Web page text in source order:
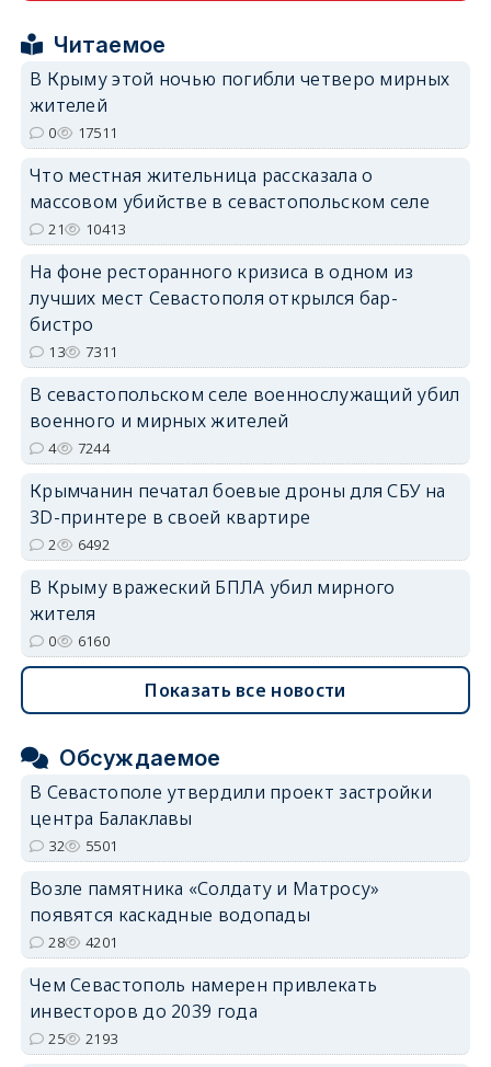
Читаемое
В Крыму этой ночью погибли четверо мирных
жителей
0 17511
Что местная жительница рассказала о
массовом убийстве в севастопольском селе
21 10413
На фоне ресторанного кризиса в одном из
лучших мест Севастополя открылся бар-
бистро
13 7311
В севастопольском селе военнослужащий убил
военного и мирных жителей
4 7244
Крымчанин печатал боевые дроны для СБУ на
3D-принтере в своей квартире
2 6492
В Крыму вражеский БПЛА убил мирного
жителя
0 6160
Показать все новости
Обсуждаемое
В Севастополе утвердили проект застройки
центра Балаклавы
32 5501
Возле памятника «Солдату и Матросу»
появятся каскадные водопады
28 4201
Чем Севастополь намерен привлекать
инвесторов до 2039 года
25 2193